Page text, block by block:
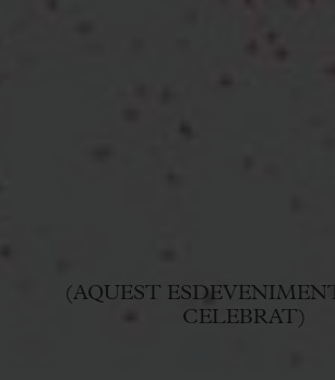
(AQUEST
CELEBRAT)